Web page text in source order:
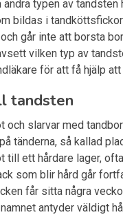
andra typen av
bildas i
går inte att borsta
vilken typ av
för att få hjälp att
tandsten
och slarvar med
tänderna, så kallad
till ett hårdare lager,
som blir hård går
får sitta några
antyder väldigt